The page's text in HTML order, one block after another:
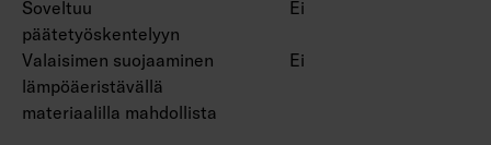
Soveltuu
päätetyöskentelyyn
Ei
Valaisimen suojaaminen
lämpöäeristävällä
materiaalilla mahdollista
Ei